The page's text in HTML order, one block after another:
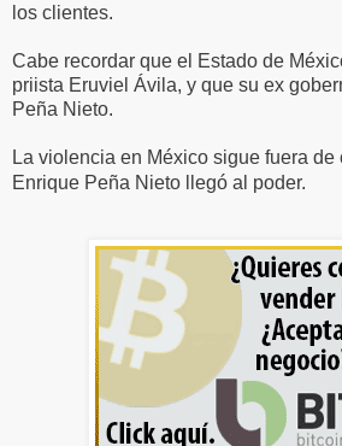
los clientes.
Cabe recordar que el Estado de
priista Eruviel Ávila, y que su ex
Peña Nieto.
La violencia en México sigue fuera
Enrique Peña Nieto llegó al poder.